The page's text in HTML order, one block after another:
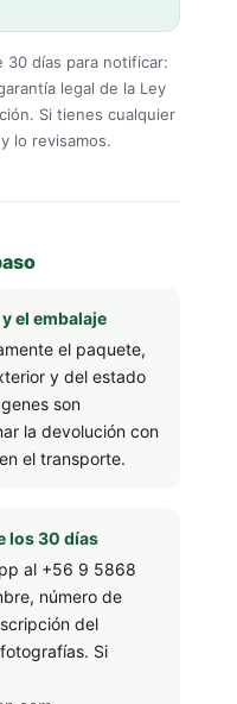
30 días para notificar:
legal de la Ley
Si tienes cualquier
lo revisamos.
el embalaje
el paquete,
y del estado
son
la devolución con
el transporte.
los 30 días
al +56 9 5868
número de
del
Si